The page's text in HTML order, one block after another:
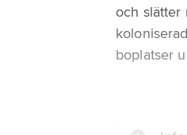
och slätter
boplatser